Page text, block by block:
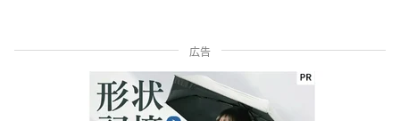
広告